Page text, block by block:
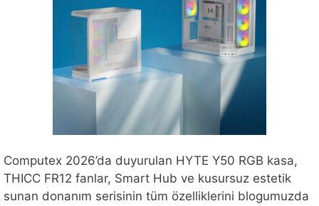
Computex 2026’da duyurulan HYTE Y50 RGB kasa,
THICC FR12 fanlar, Smart Hub ve kusursuz estetik
sunan donanım serisinin tüm özelliklerini blogumuzda